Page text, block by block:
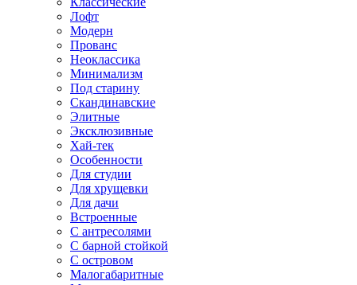
Лофт
Модерн
Прованс
Неоклассика
Минимализм
Под старину
Скандинавские
Элитные
Эксклюзивные
Хай-тек
Особенности
Для студии
Для хрущевки
Для дачи
Встроенные
С антресолями
С барной стойкой
С островом
Малогабаритные